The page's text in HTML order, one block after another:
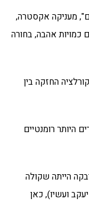
מעניקה אקסטרה,
אהבה, בחורה
החזקה בין
היותר רומנטיים
הייתה שקולה
ועשיו), כאן